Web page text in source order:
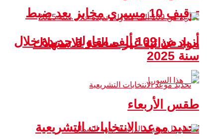
توقيف 10 مسيري مخابز بعد ضبط
مواد غذائية غير صالحة للاستهلاك
تحديد موعد الانتخابات التشريعية
أزيد من 109 ألف مقاولة جديدة خلال
سنة 2025
طقس الأربعاء